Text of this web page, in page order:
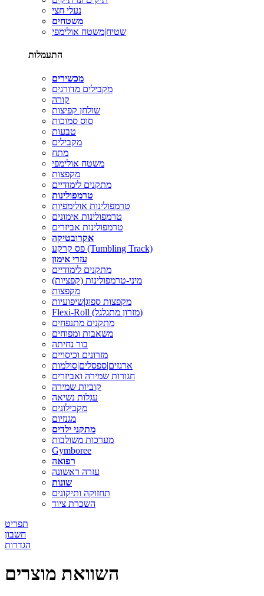
נעלי חצי
משטחים
שטיח|משטח אולימפי
התעמלות
מכשירים
מקבילים מדורגים
קורה
שולחן קפיצות
סוס סמוכות
טבעות
מקבילים
מתח
משטח אולימפי
מקפצות
מתקנים לימודיים
טרמפולינות
טרמפולינות אולימפיות
טרמפולינות אימונים
טרמפולינות אביזרים
אקרובטיקה
פס קרקע (Tumbling Track)
עזרי אימון
מתקנים לימודיים
מיני-טרמפולינות (קפציות)
מקפצות
מקפצות ספוג|שיפועיות
Flexi-Roll (מזרון מתגלגל)
מתקנים מתנפחים
משאבות ומפוחים
בור נחיתה
מזרונים וכיסויים
ארגזים|ספסלים|סולמות
חגורות שמירה ואביזרים
קוביות שמירה
עגלות נשיאה
מקבילונים
מגנזיום
מתקני ילדים
מערכות משולבות
Gymboree
רפואה
עזרה ראשונה
שונות
תחזוקה ותיקונים
השכרת ציוד
תפריט
חשבון
הגדרות
השוואת מוצרים